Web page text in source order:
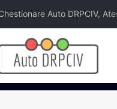
Auto DRPCIV,